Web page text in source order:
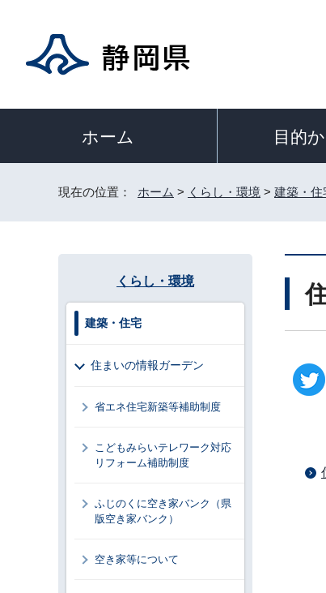
ホーム 目的
現在の位置： ホーム > くらし・環境 > 建築・住
くらし・環境
建築・住宅
住まいの情報ガーデン
省エネ住宅新築等補助制度
こどもみらいテレワーク対応
リフォーム補助制度
ふじのくに空き家バンク（県
版空き家バンク）
空き家等について